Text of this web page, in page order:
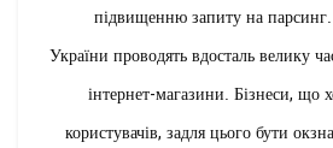
підвищенню запиту на
України проводять вдосталь велику
інтернет-магазини. Бізнеси, що
користувачів, задля цього бути